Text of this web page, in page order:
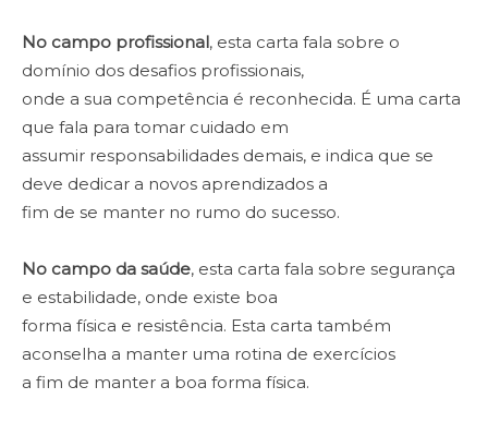
No campo profissional, esta carta fala sobre o
domínio dos desafios profissionais,
onde a sua competência é reconhecida. É uma carta
que fala para tomar cuidado em
assumir responsabilidades demais, e indica que se
deve dedicar a novos aprendizados a
fim de se manter no rumo do sucesso.
No campo da saúde, esta carta fala sobre segurança
e estabilidade, onde existe boa
forma física e resistência. Esta carta também
aconselha a manter uma rotina de exercícios
a fim de manter a boa forma física.